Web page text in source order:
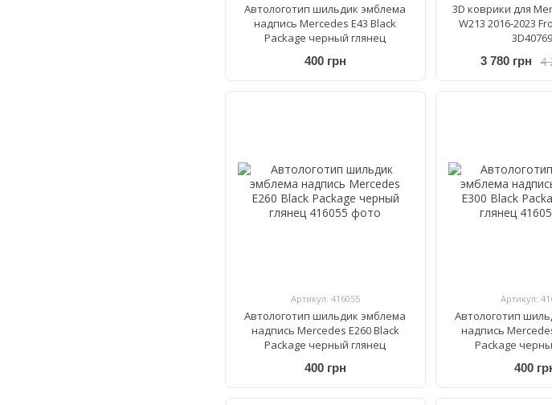
Автологотип шильдик эмблема
надпись Mercedes E43 Black
Package черный глянец
400 грн
3D коврики для
W213 2016-2023
4
3 780 грн
Артикул: 416055
Автологотип шильдик эмблема
надпись Mercedes E260 Black
Package черный глянец
400 грн
Артикул:
Автологотип
надпись
Package
400